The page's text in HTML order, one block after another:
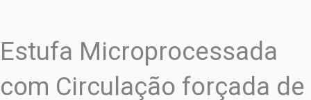
Estufa Microprocessada
com Circulação forçada de